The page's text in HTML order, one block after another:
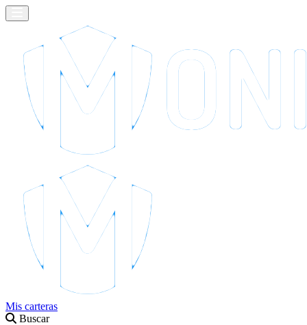
Mis carteras
Buscar